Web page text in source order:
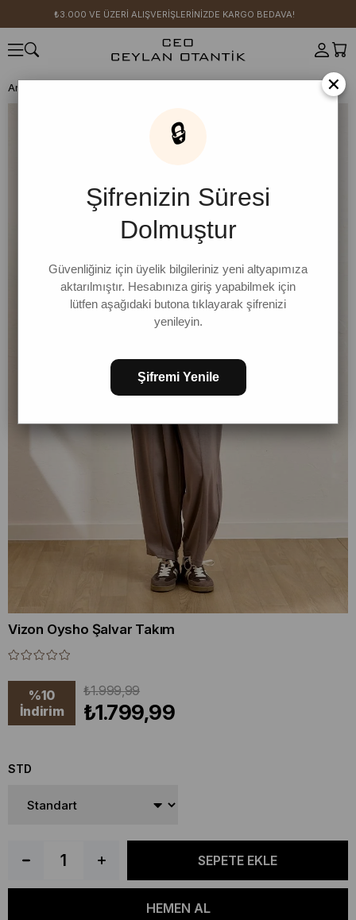
₺3.000 VE ÜZERİ ALIŞVERİŞLERİNİZDE KARGO BEDAVA!
Anasayfa
Vizon Oysho Şalvar Takım
%10
İndirim
₺1.999,99
₺1.799,99
STD
×
🔒
Şifrenizin Süresi
Dolmuştur
Güvenliğiniz için üyelik bilgileriniz yeni altyapımıza
aktarılmıştır. Hesabınıza giriş yapabilmek için
lütfen aşağıdaki butona tıklayarak şifrenizi
yenileyin.
Şifremi Yenile